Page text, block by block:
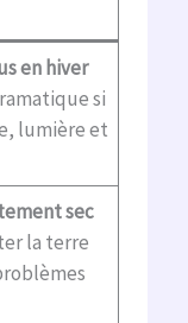
en hiver
si
lumière et
sec
la terre